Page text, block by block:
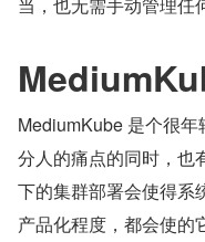
MediumKube 是个很
分人的痛点的同时，也
下的集群部署会使得系
产品化程度，都会使的